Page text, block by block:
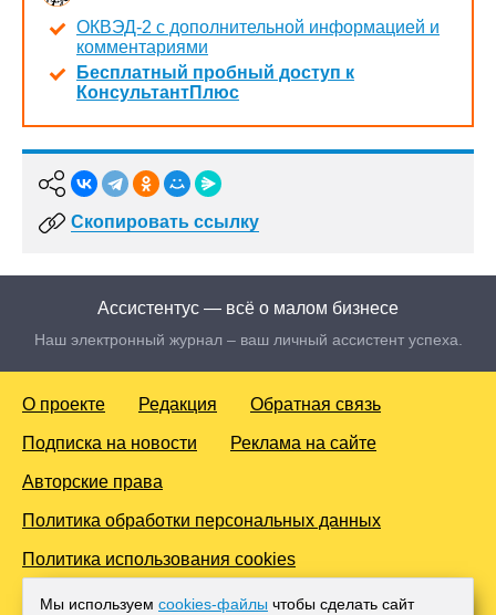
ОКВЭД-2 с дополнительной информацией и
комментариями
Бесплатный пробный доступ к
КонсультантПлюс
Скопировать ссылку
Ассистентус — всё о малом бизнесе
Наш электронный журнал – ваш личный ассистент успеха.
О проекте Редакция Обратная связь
Подписка на новости Реклама на сайте
Авторские права
Политика обработки персональных данных
Политика использования cookies
© 2016-2026 Все права защищены. Для лиц старше 18 лет.
Мы используем cookies-файлы чтобы сделать сайт